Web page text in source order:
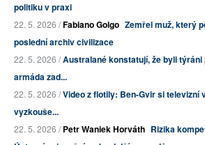
politiku v praxi
22. 5. 2026 /Fabiano Golgo Zemřel muž, který
poslední archiv civilizace
22. 5. 2026 /Australané konstatují, že byli
armáda zad...
22. 5. 2026 /Video z flotily: Ben-Gvir si televizní
vyzkouše...
22. 5. 2026 /Petr Waniek Horváth Rizika